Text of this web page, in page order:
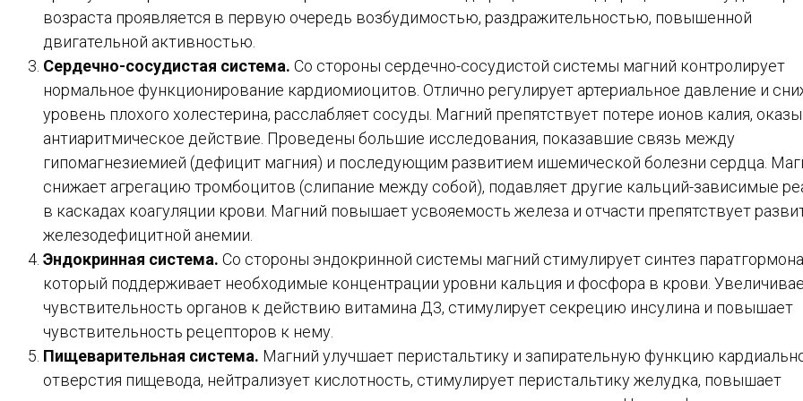
возраста проявляется в первую очередь возбудимостью, раздражительностью, повышенной
двигательной активностью.
Сердечно-сосудистая система. Со стороны сердечно-сосудистой системы магний контролирует
нормальное функционирование кардиомиоцитов. Отлично регулирует артериальное давление и
уровень плохого холестерина, расслабляет сосуды. Магний препятствует потере ионов калия,
антиаритмическое действие. Проведены большие исследования, показавшие связь между
гипомагнезиемией (дефицит магния) и последующим развитием ишемической болезни сердца.
снижает агрегацию тромбоцитов (слипание между собой), подавляет другие кальций-зависимые
в каскадах коагуляции крови. Магний повышает усвояемость железа и отчасти препятствует
железодефицитной анемии.
Эндокринная система. Со стороны эндокринной системы магний стимулирует синтез
который поддерживает необходимые концентрации уровни кальция и фосфора в крови.
чувствительность органов к действию витамина Д3, стимулирует секрецию инсулина и повышает
чувствительность рецепторов к нему.
Пищеварительная система. Магний улучшает перистальтику и запирательную функцию
отверстия пищевода, нейтрализует кислотность, стимулирует перистальтику желудка, повышает